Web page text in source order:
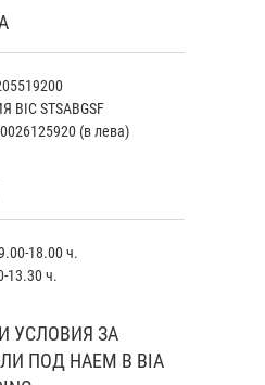
STSABGSF
(в лева)
18.00 ч.
13.30 ч.
УСЛОВИЯ ЗА
ПОД НАЕМ В BIA